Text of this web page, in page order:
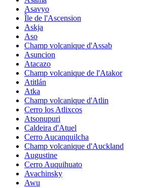
Asavyo
Île de l'Ascension
Askja
Aso
Champ volcanique d'Assab
Asuncion
Atacazo
Champ volcanique de l'Atakor
Atitlán
Atka
Champ volcanique d'Atlin
Cerro los Atlixcos
Atsonupuri
Caldeira d'Atuel
Cerro Aucanquilcha
Champ volcanique d'Auckland
Augustine
Cerro Auquihuato
Avachinsky
Awu